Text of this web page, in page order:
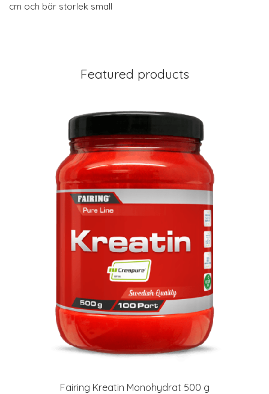
cm och bär storlek small
Featured products
Fairing Kreatin Monohydrat 500 g